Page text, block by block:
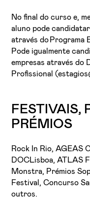
No final do curso e,
aluno pode
através do Programa
Pode igualmente
empresas através do
Profissional
FESTIVAIS,
PRÉMIOS
Rock In Rio, AGEAS
DOCLisboa, ATLAS
Monstra, Prémios
Festival, Concurso
outros.